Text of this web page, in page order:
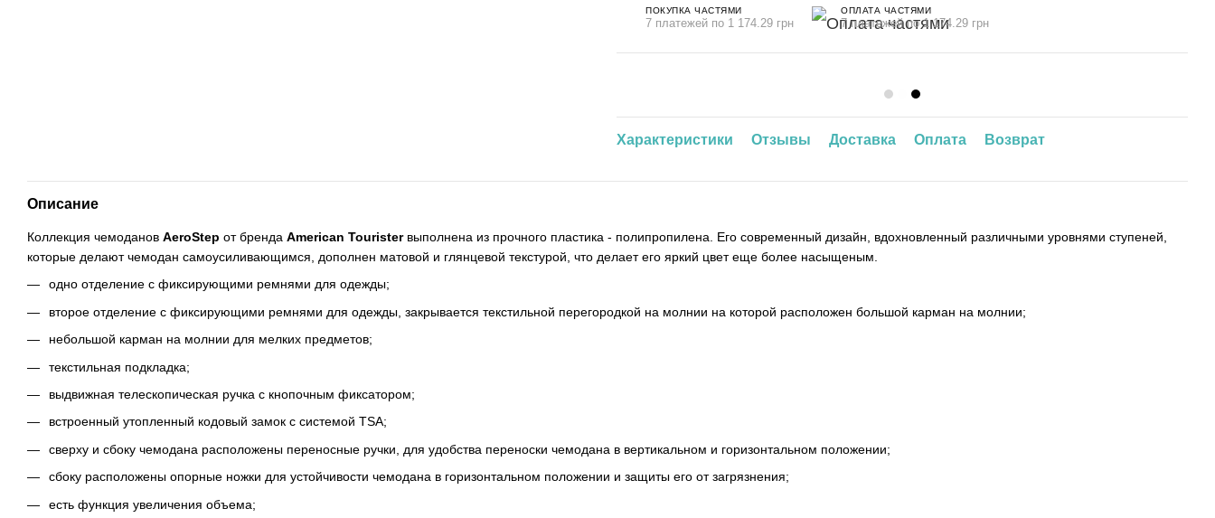
ПОКУПКА ЧАСТЯМИ
7 платежей по 1 174.29 грн
ОПЛАТА ЧАСТЯМИ
7 платежей по 1 174.29 грн
Характеристики Отзывы Доставка Оплата Возврат
Описание
Коллекция чемоданов AeroStep от бренда American Tourister выполнена из прочного пластика - полипропилена. Его современный дизайн, вдохновленный различными уровнями ступеней,
которые делают чемодан самоусиливающимся, дополнен матовой и глянцевой текстурой, что делает его яркий цвет еще более насыщеным.
одно отделение с фиксирующими ремнями для одежды;
второе отделение с фиксирующими ремнями для одежды, закрывается текстильной перегородкой на молнии на которой расположен большой карман на молнии;
небольшой карман на молнии для мелких предметов;
текстильная подкладка;
выдвижная телескопическая ручка с кнопочным фиксатором;
встроенный утопленный кодовый замок с системой TSA;
сверху и сбоку чемодана расположены переносные ручки, для удобства переноски чемодана в вертикальном и горизонтальном положении;
сбоку расположены опорные ножки для устойчивости чемодана в горизонтальном положении и защиты его от загрязнения;
есть функция увеличения объема;